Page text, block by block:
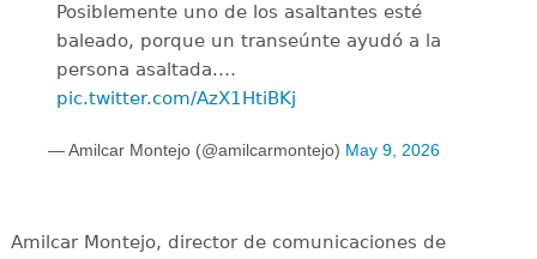
Posiblemente uno de los asaltantes esté
baleado, porque un transeúnte ayudó a la
persona asaltada.…
pic.twitter.com/AzX1HtiBKj
— Amilcar Montejo (@amilcarmontejo) May 9, 2026
Amilcar Montejo, director de comunicaciones de